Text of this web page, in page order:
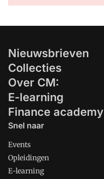
Nieuwsbrieven
Collecties
Over CM:
E-learning
Finance academy
Snel naar
Events
Opleidingen
E-learning